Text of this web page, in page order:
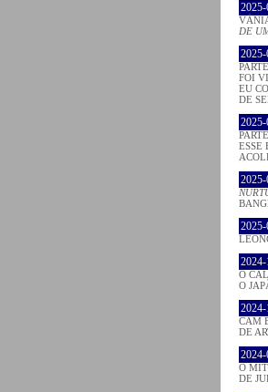
DE
FOI
EU
DE
ESSE
O
O
CAM
DE
O
DE